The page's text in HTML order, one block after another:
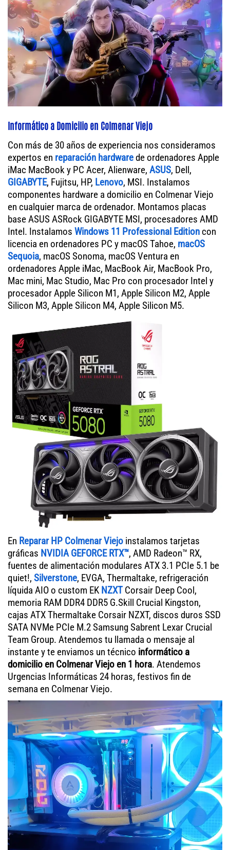
Informático a Domicilio en Colmenar Viejo
Con más de 30 años de experiencia nos consideramos
expertos en reparación hardwarede ordenadores Apple
iMac MacBook y PC Acer, Alienware, ASUS, Dell,
GIGABYTE, Fujitsu, HP, Lenovo, MSI. Instalamos
componentes hardware a domicilio en Colmenar Viejo
en cualquier marca de ordenador. Montamos placas
base ASUS ASRock GIGABYTE MSI, procesadores AMD
Intel. Instalamos Windows 11 Professional Edition con
licencia en ordenadores PC y macOS Tahoe, macOS
Sequoia, macOS Sonoma, macOS Ventura en
ordenadores Apple iMac, MacBook Air, MacBook Pro,
Mac mini, Mac Studio, Mac Pro con procesador Intel y
procesador Apple Silicon M1, Apple Silicon M2, Apple
Silicon M3, Apple Silicon M4, Apple Silicon M5.
En Reparar HP Colmenar Viejo instalamos tarjetas
gráficas NVIDIA GEFORCE RTX™, AMD Radeon™ RX,
fuentes de alimentación modulares ATX 3.1 PCIe 5.1 be
quiet!, Silverstone, EVGA, Thermaltake, refrigeración
líquida AIO o custom EK NZXTCorsair Deep Cool,
memoria RAM DDR4 DDR5 G.Skill Crucial Kingston,
cajas ATX Thermaltake Corsair NZXT, discos duros SSD
SATA NVMe PCIe M.2 Samsung Sabrent Lexar Crucial
Team Group. Atendemos tu llamada o mensaje al
instante y te enviamos un técnico informático a
domicilio en Colmenar Viejo en 1 hora. Atendemos
Urgencias Informáticas 24 horas, festivos fin de
semana en Colmenar Viejo.